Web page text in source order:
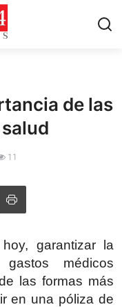
de las
11
garantizar la
médicos
las formas más
en una póliza de